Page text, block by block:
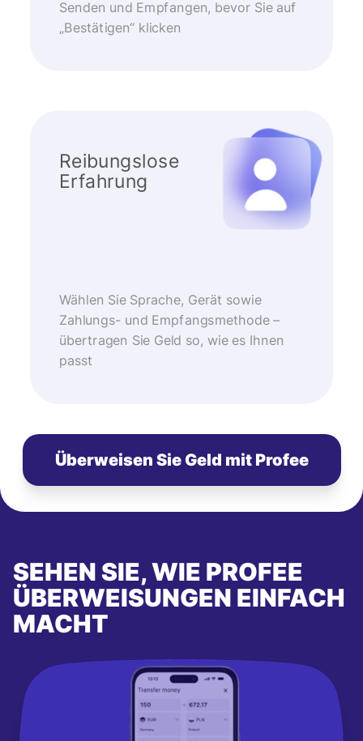
Senden und Empfangen, bevor Sie auf
„Bestätigen“ klicken
Reibungslose
Erfahrung
Wählen Sie Sprache, Gerät sowie
Zahlungs- und Empfangsmethode –
übertragen Sie Geld so, wie es Ihnen
passt
Überweisen Sie Geld mit Profee
SEHEN SIE, WIE PROFEE
ÜBERWEISUNGEN EINFACH
MACHT